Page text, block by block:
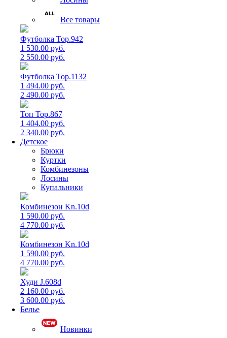
Все товары
Футболка Top.942
1 530.00 руб.
2 550.00 руб.
Футболка Top.1132
1 494.00 руб.
2 490.00 руб.
Топ Top.867
1 404.00 руб.
2 340.00 руб.
Детское
Брюки
Куртки
Комбинезоны
Лосины
Купальники
Комбинезон Kn.10d
1 590.00 руб.
4 770.00 руб.
Комбинезон Kn.10d
1 590.00 руб.
4 770.00 руб.
Худи J.608d
2 160.00 руб.
3 600.00 руб.
Белье
Новинки